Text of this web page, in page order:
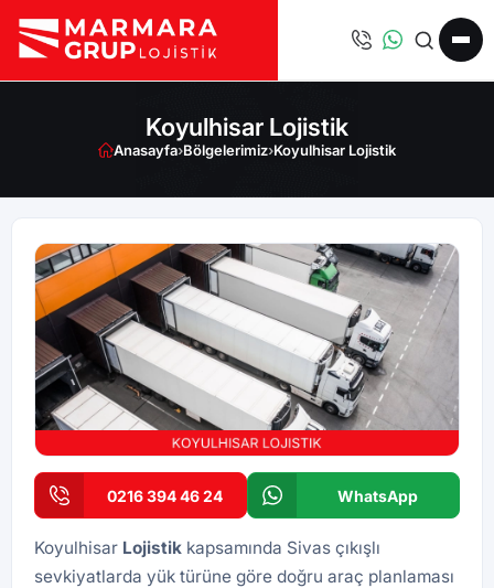
Koyulhisar Lojistik
Anasayfa›Bölgelerimiz›Koyulhisar Lojistik
0216 394 46 24 WhatsApp
Koyulhisar Lojistik kapsamında Sivas çıkışlı
sevkiyatlarda yük türüne göre doğru araç planlaması